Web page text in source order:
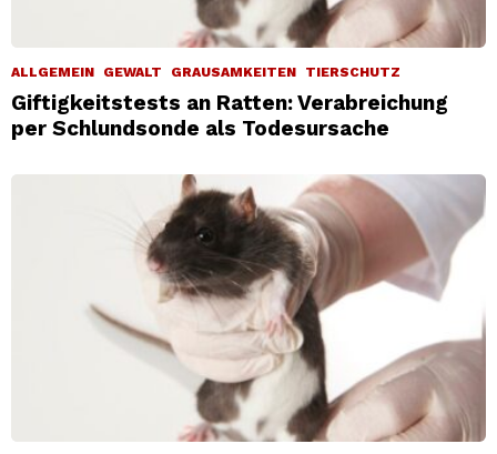
ALLGEMEIN GEWALT GRAUSAMKEITEN TIERSCHUTZ
Giftigkeitstests an Ratten: Verabreichung
per Schlundsonde als Todesursache